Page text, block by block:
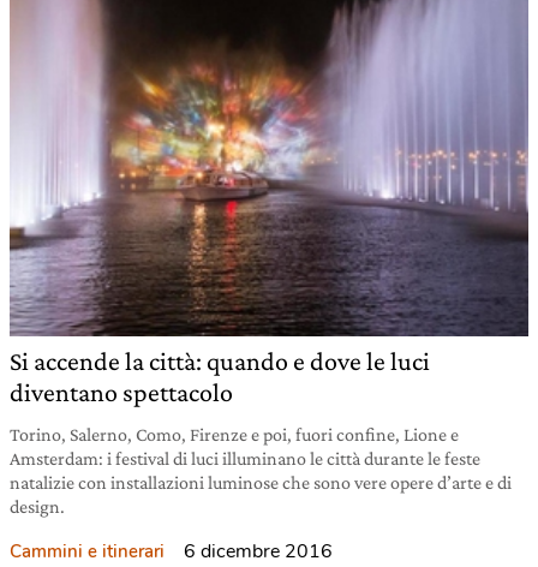
Si accende la città: quando e dove le luci
diventano spettacolo
Torino, Salerno, Como, Firenze e poi, fuori confine, Lione e
Amsterdam: i festival di luci illuminano le città durante le feste
natalizie con installazioni luminose che sono vere opere d’arte e di
design.
Cammini e itinerari 6 dicembre 2016